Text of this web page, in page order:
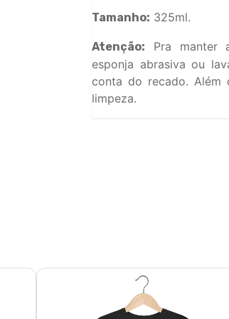
Tamanho: 325ml.
Atenção: Pra manter
esponja abrasiva ou
conta do recado. Além
limpeza.